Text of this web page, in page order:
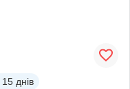
15 днів